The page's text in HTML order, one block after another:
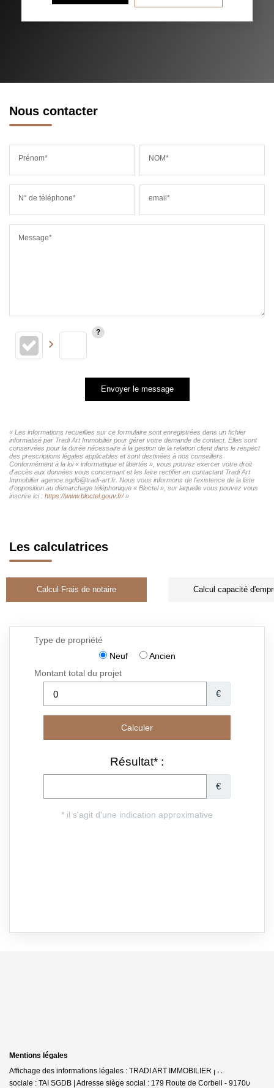
Nous contacter
Prénom* NOM*
N° de téléphone* email*
Message*
Envoyer le message
« Les informations recueillies sur ce formulaire sont enregistrées dans un fichier
informatisé par Tradi Art Immobilier pour gérer votre demande de contact. Elles sont
conservées pour la durée nécessaire à la gestion de la relation client dans le respect
des prescriptions légales applicables et sont destinées à nos conseillers
Conformément à la loi « informatique et libertés », vous pouvez exercer votre droit
d'accès aux données vous concernant et les faire rectifier en contactant Tradi Art
Immobilier agence.sgdb@tradi-art.fr. Nous vous informons de l'existence de la liste
d'opposition au démarchage téléphonique « Bloctel », sur laquelle vous pouvez vous
inscrire ici : https://www.bloctel.gouv.fr/»
Les calculatrices
Calcul Frais de notaire Calcul capacité
Mentions légales
Affichage des informations légales : TRADI ART IMMOBILIER | Raison
sociale : TAI SGDB | Adresse siège social : 179 Route de Corbeil - 91700